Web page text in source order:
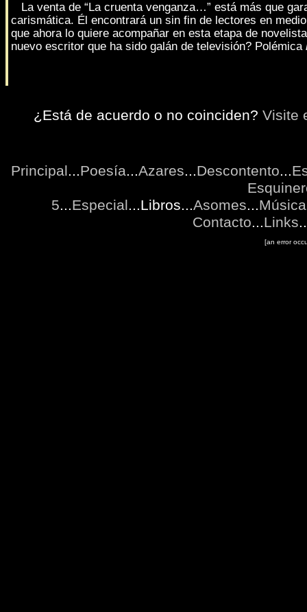
La venta de “La cruenta venganza…” está más que
carismática. Él encontrará un sin fin de lectores en
que ahora lo quiere acompañar en esta etapa de
nuevo escritor que ha sido galán de televisión? Polémica
¿Está de acuerdo o no coinciden? Visite
Principal...Poesía...Azares...Descontento...
5...Especial...Libros...Asomes...Música
Contacto...Links
[an error